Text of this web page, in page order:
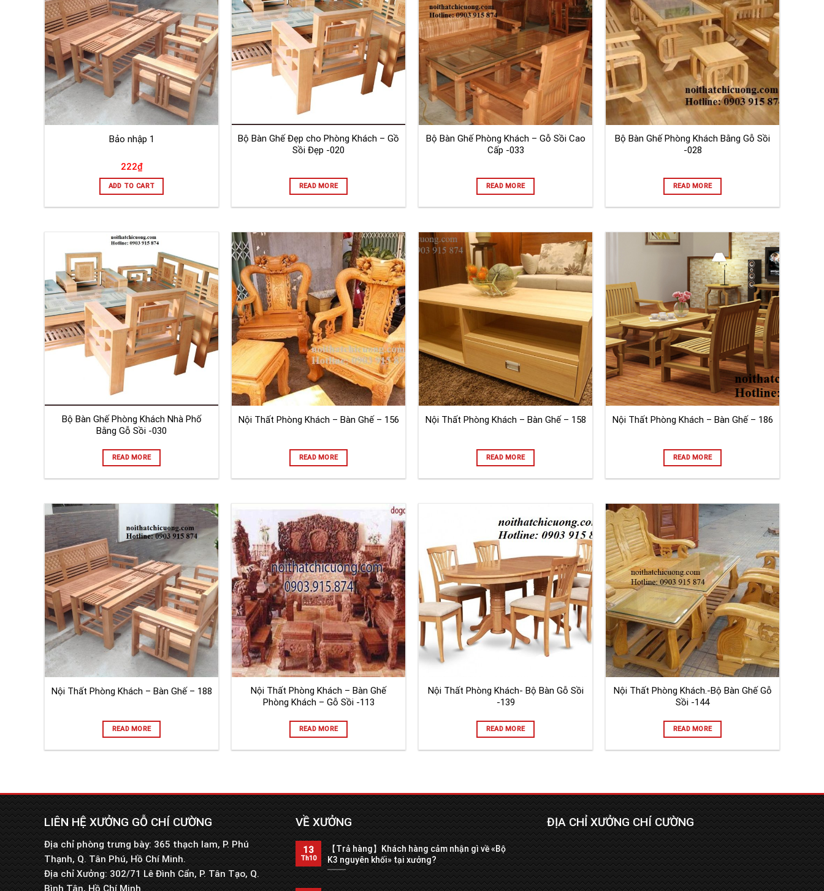
Bảo nhập 1
222₫
ADD TO CART
Bộ Bàn Ghế Đẹp cho Phòng Khách – Gồ
Sồi Đẹp -020
READ MORE
Bộ Bàn Ghế Phòng Khách – Gỗ Sồi Cao
Cấp -033
READ MORE
Bộ Bàn Ghế Phòng Khách Bằng Gỗ Sồi
-028
READ MORE
Bộ Bàn Ghế Phòng Khách Nhà Phố
Bằng Gỗ Sồi -030
READ MORE
Nội Thất Phòng Khách – Bàn Ghế – 156
READ MORE
Nội Thất Phòng Khách – Bàn Ghế – 158
READ MORE
Nội Thất Phòng Khách – Bàn Ghế – 186
READ MORE
Nội Thất Phòng Khách – Bàn Ghế – 188
READ MORE
Nội Thất Phòng Khách – Bàn Ghế
Phòng Khách – Gỗ Sồi -113
READ MORE
Nội Thất Phòng Khách- Bộ Bàn Gỗ Sồi
-139
READ MORE
Nội Thất Phòng Khách.-Bộ Bàn Ghế Gỗ
Sồi -144
READ MORE
LIÊN HỆ XƯỞNG GỖ CHÍ CƯỜNG
Địa chỉ phòng trưng bày: 365 thạch lam, P. Phú
Thạnh, Q. Tân Phú, Hồ Chí Minh.
Địa chỉ Xưởng: 302/71 Lê Đình Cẩn, P. Tân Tạo, Q.
VỀ XƯỞNG
【Trả hàng】Khách hàng cảm nhận gì về «Bộ
K3 nguyên khối» tại xưởng?
13
Th10
ĐỊA CHỈ XƯỞNG CHÍ CƯỜNG